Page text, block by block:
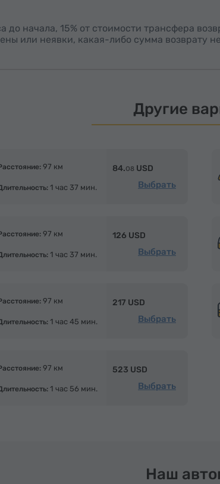
до начала, 15% от стоимости трансфера
или неявки, какая-либо сумма возврату
Другие
97 км
1 час 37 мин.
84.08 USD
Выбрать
97 км
1 час 37 мин.
126 USD
Выбрать
97 км
1 час 45 мин.
217 USD
Выбрать
97 км
1 час 56 мин.
523 USD
Выбрать
Наш